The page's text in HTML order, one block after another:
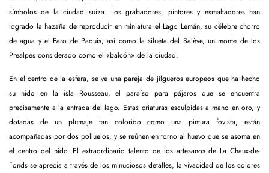
símbolos de la ciudad suiza. Los grabadores, pintores y esmaltadores han
logrado la hazaña de reproducir en miniatura el Lago Lemán, su célebre chorro
de agua y el Faro de Paquis, así como la silueta del Salève, un monte de los
Prealpes considerado como el «balcón» de la ciudad.
En el centro de la esfera, se ve una pareja de jilgueros europeos que ha hecho
su nido en la isla Rousseau, el paraíso para pájaros que se encuentra
precisamente a la entrada del lago. Estas criaturas esculpidas a mano en oro, y
dotadas de un plumaje tan colorido como una pintura fovista, están
acompañadas por dos polluelos, y se reúnen en torno al huevo que se asoma en
el centro del nido. El extraordinario talento de los artesanos de La Chaux-de-
Fonds se aprecia a través de los minuciosos detalles, la vivacidad de los colores